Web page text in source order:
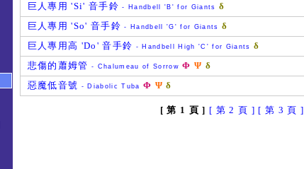
巨人專用 'Si' 音手鈴 - Handbell 'B' for Giants δ
巨人專用 'So' 音手鈴 - Handbell 'G' for Giants δ
巨人專用高 'Do' 音手鈴 - Handbell High 'C' for Giants δ
悲傷的蕭姆管 - Chalumeau of Sorrow Φ Ψ δ
惡魔低音號 - Diabolic Tuba Φ Ψ δ
[ 第 1 頁 ] [ 第 2 頁 ] [ 第 3 頁 ]